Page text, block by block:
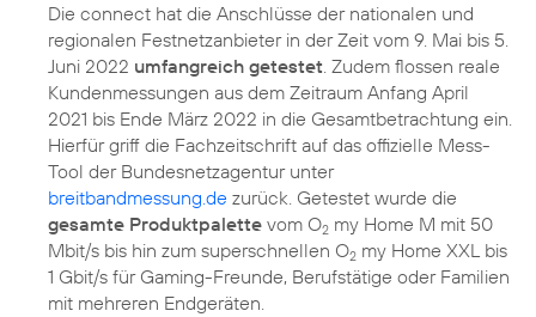
Die connect hat die Anschlüsse der nationalen und
regionalen Festnetzanbieter in der Zeit vom 9. Mai bis 5.
Juni 2022 umfangreich getestet. Zudem flossen reale
Kundenmessungen aus dem Zeitraum Anfang April
2021 bis Ende März 2022 in die Gesamtbetrachtung ein.
Hierfür griff die Fachzeitschrift auf das offizielle Mess-
Tool der Bundesnetzagentur unter
breitbandmessung.de zurück. Getestet wurde die
gesamte Produktpalette vom O2 my Home M mit 50
Mbit/s bis hin zum superschnellen O2 my Home XXL bis
1 Gbit/s für Gaming-Freunde, Berufstätige oder Familien
mit mehreren Endgeräten.